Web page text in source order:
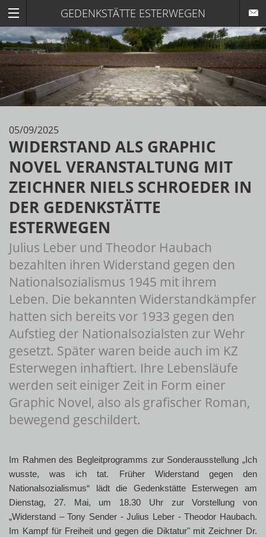
GEDENKSTÄTTE ESTERWEGEN
05/09/2025
WIDERSTAND ALS GRAPHIC
NOVEL VERANSTALTUNG MIT
ZEICHNER NIELS SCHROEDER IN
DER GEDENKSTÄTTE
ESTERWEGEN
Julius Leber und Theodor Haubach
bezahlten ihren Widerstand gegen den
Nationalsozialismus 1945 mit ihrem
Leben. Die bekannten Widerstandkämpfer
hatten sich bereits vor 1933 gegen den
Aufstieg der Nationalsozialsten zur Wehr
gesetzt. Später waren beide auch im KZ
Esterwegen inhaftiert. Ihre Lebensläufe
werden seit einiger Zeit in Form einer
Graphic Novel, also als grafischer Roman,
bewegend geschildert.
Im Rahmen des Begleitprogramms zur Sonderausstellung „Ich
wusste, was ich tat. Früher Widerstand gegen den
Nationalsozialismus“ lädt die Gedenkstätte Esterwegen am
Dienstag, 27. Mai, um 18.30 Uhr zur Vorstellung von
„Widerstand – Tony Sender - Julius Leber - Theodor Haubach.
Im Kampf für Freiheit und gegen die Diktatur" mit Zeichner Dr.